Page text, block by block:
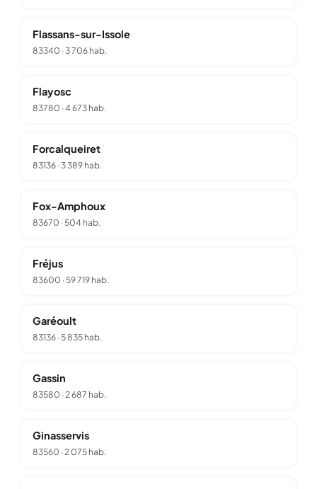
Flassans-sur-Issole
83340 ·3 706 hab.
Flayosc
83780 ·4 673 hab.
Forcalqueiret
83136·3 389 hab.
Fox-Amphoux
83670 ·504 hab.
Fréjus
83600 ·59 719 hab.
Garéoult
83136·5 835 hab.
Gassin
83580 ·2 687 hab.
Ginasservis
83560 ·2 075 hab.